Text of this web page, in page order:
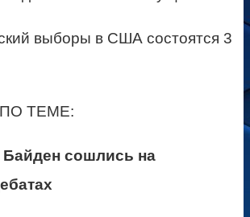
выборы в США состоятся 3
ТЕМЕ:
сошлись на